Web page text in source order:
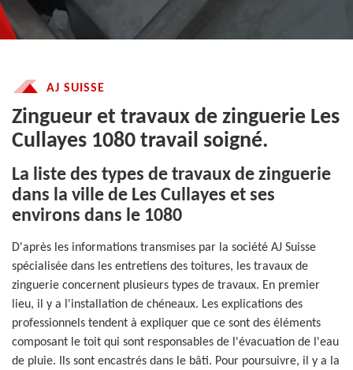
AJ SUISSE
Zingueur et travaux de zinguerie Les
Cullayes 1080 travail soigné.
La liste des types de travaux de zinguerie
dans la ville de Les Cullayes et ses
environs dans le 1080
D'après les informations transmises par la société AJ Suisse
spécialisée dans les entretiens des toitures, les travaux de
zinguerie concernent plusieurs types de travaux. En premier
lieu, il y a l'installation de chéneaux. Les explications des
professionnels tendent à expliquer que ce sont des éléments
composant le toit qui sont responsables de l'évacuation de l'eau
de pluie. Ils sont encastrés dans le bâti. Pour poursuivre, il y a la